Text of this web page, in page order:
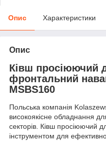
Опис Характеристики
Опис
Ківш просіюючий
фронтальний
MSBS160
Польська компанія
високоякісне обладнання
секторів. Ківш просіюючий
інструментом для